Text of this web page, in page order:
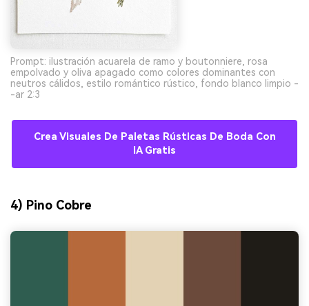
Prompt: ilustración acuarela de ramo y boutonniere, rosa
empolvado y oliva apagado como colores dominantes con
neutros cálidos, estilo romántico rústico, fondo blanco limpio -
-ar 2:3
Crea Visuales De Paletas Rústicas De Boda Con
IA Gratis
4) Pino Cobre